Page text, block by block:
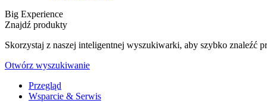
Big Experience
Znajdź produkty
Skorzystaj z naszej inteligentnej wyszukiwarki, aby szybko znaleźć
Otwórz wyszukiwanie
Przegląd
Wsparcie & Serwis